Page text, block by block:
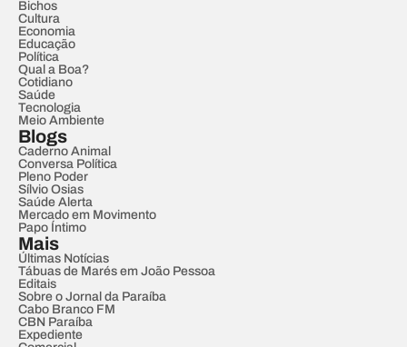
Bichos
Cultura
Economia
Educação
Política
Qual a Boa?
Cotidiano
Saúde
Tecnologia
Meio Ambiente
Blogs
Caderno Animal
Conversa Política
Pleno Poder
Sílvio Osias
Saúde Alerta
Mercado em Movimento
Papo Íntimo
Mais
Últimas Notícias
Tábuas de Marés em João Pessoa
Editais
Sobre o Jornal da Paraíba
Cabo Branco FM
CBN Paraíba
Expediente